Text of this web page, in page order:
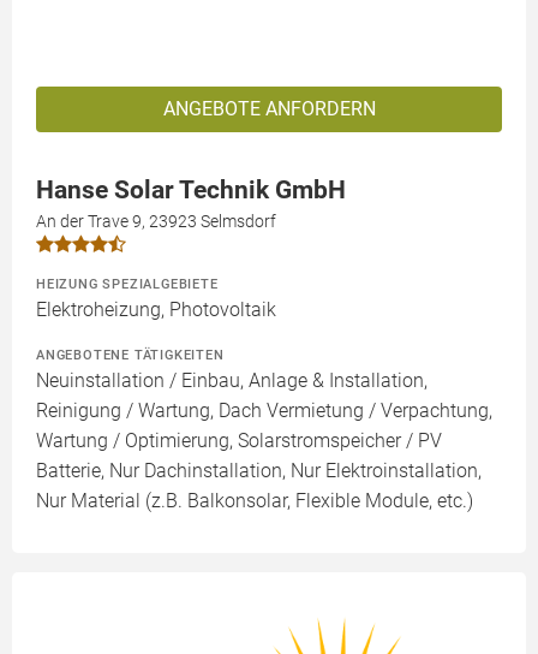
ANGEBOTE ANFORDERN
Hanse Solar Technik GmbH
An der Trave 9, 23923 Selmsdorf
HEIZUNG SPEZIALGEBIETE
Elektroheizung, Photovoltaik
ANGEBOTENE TÄTIGKEITEN
Neuinstallation / Einbau, Anlage & Installation,
Reinigung / Wartung, Dach Vermietung / Verpachtung,
Wartung / Optimierung, Solarstromspeicher / PV
Batterie, Nur Dachinstallation, Nur Elektroinstallation,
Nur Material (z.B. Balkonsolar, Flexible Module, etc.)